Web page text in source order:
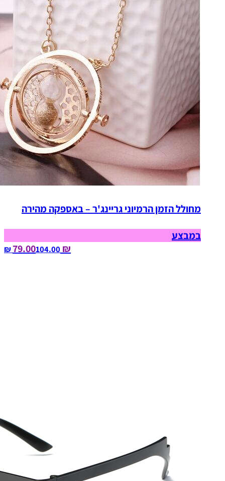
מחולל הזמן הרמיוני גריינג'ר – באספקה מהירה
במבצע
₪ 79.00
104.00‏ ₪